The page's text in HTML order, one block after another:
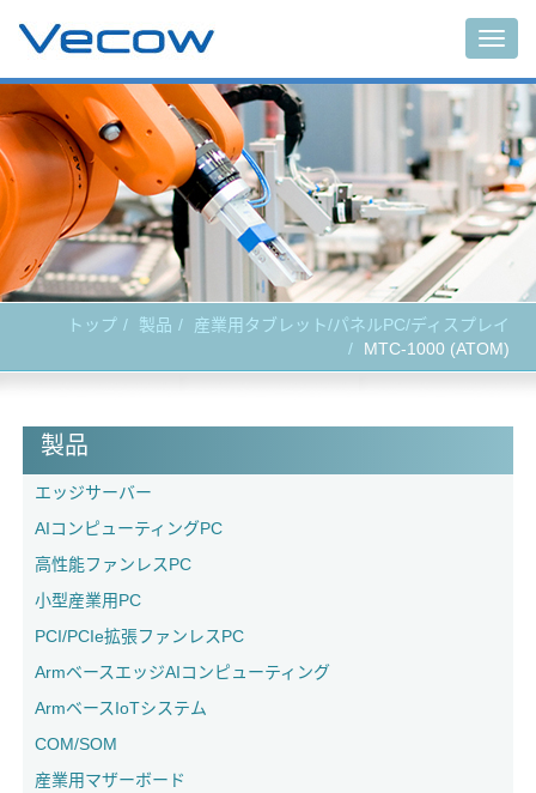
トップ 製品
産業用タブレット/パネルPC/ディスプレイ
MTC-1000 (ATOM)
製品
エッジサーバー
AIコンピューティングPC
高性能ファンレスPC
小型産業用PC
PCI/PCIe拡張ファンレスPC
ArmベースエッジAIコンピューティング
ArmベースIoTシステム
COM/SOM
産業用マザーボード